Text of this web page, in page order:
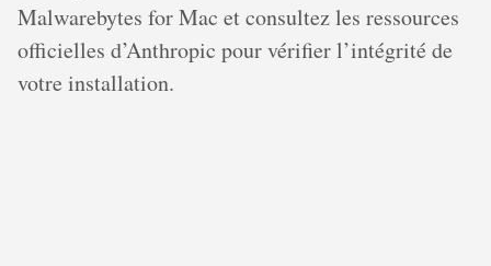
Malwarebytes for Mac et consultez les ressources
officielles d’Anthropic pour vérifier l’intégrité de
votre installation.